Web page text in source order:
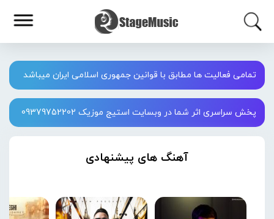
تمامی فعالیت ها مطابق با قوانین جمهوری اسلامی ایران میباشد
پخش سراسری اثر شما در وبسایت استیج موزیک 09379752202
آهنگ های پیشنهادی